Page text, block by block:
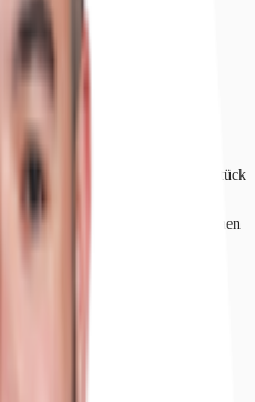
auf einem ca. 60.000 m² Grundstück
unterteilt, welche
werden können. Wenn es einen